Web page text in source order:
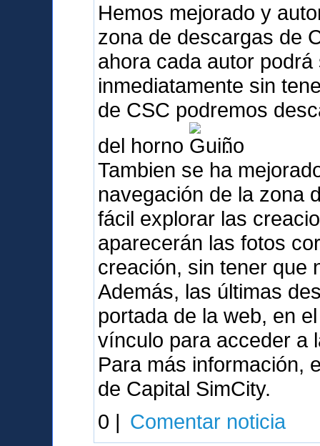
Hemos mejorado y
zona de descargas de
ahora cada autor
inmediatamente sin
de CSC podremos
del horno
.
Tambien se ha
navegación de la zona
fácil explorar las
aparecerán las fotos
creación, sin tener que
Además, las últimas
portada de la web, en
vínculo para acceder a
Para más información,
de Capital SimCity.
0 | Comentar noticia